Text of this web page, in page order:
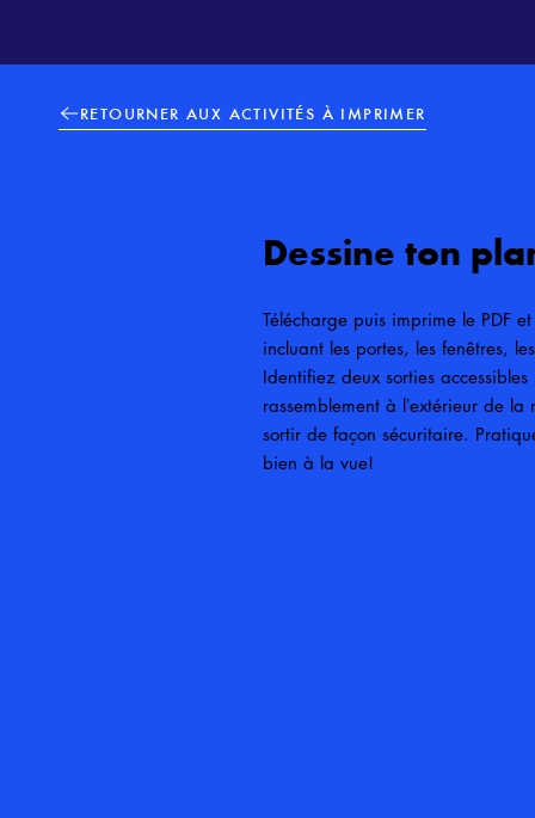
RETOURNER AUX ACTIVITÉS À IMPRIMER
Dessine ton
Télécharge puis imprime le PDF
incluant les portes, les fenêtres,
Identifiez deux sorties
rassemblement à lʼextérieur de
sortir de façon sécuritaire.
bien à la vue!